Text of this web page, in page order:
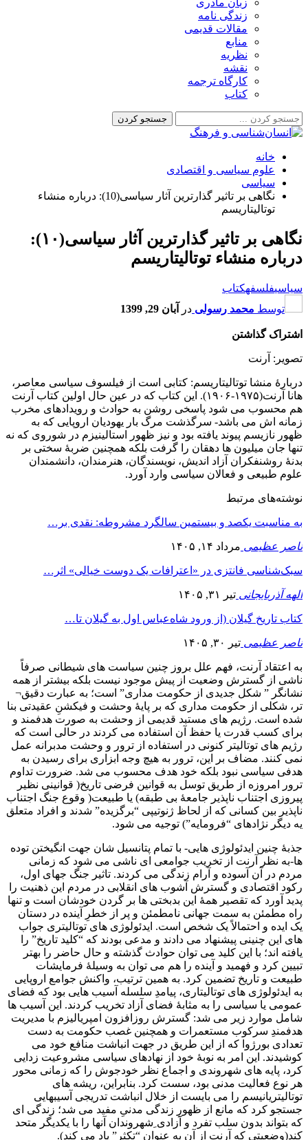
زبان مادری
زندگی نامه
مقالات قدیمی
منابع
نظریه
نقشه
کارگاه ترجمه
کتاب
خانه
علوم سیاسی و اقتصادی
سیاسی
نگاهی بر تاثیر گذارترین آثار سیاسی(10): درباره منشاء
توتالیتاریسم
نگاهی بر تاثیر گذارترین آثار سیاسی(۱۰):
درباره منشاء توتالیتاریسم
سیاسیفلسفهکتاب
توسط محمد رسولی در آبان 29, 1399
اشتراک گذاشتن
تصویر: آرنت
دربارۀ منشا توتالیتاریسم: کتابی است از فیلسوف سیاسی معاصر،
هانا آرنت(۱۹۷۵-۱۹۰۶). این کتاب که در عین حال اولین کتاب آرنت
هم محسوب می شود پاسخی روشن به حوادث و رویدادهای مخرب
زمانه اش می باشد- سرگذشت مرگ بار یهودیان اروپایی که به
ظهور نازیسم پیوند یافته بود و نیز ظهور استالینیزم در شوروی که نه
تنها جان میلیون ها دهقان را گرفت بلکه همچنین ضربۀ سختی بر
بدنۀ روشنفکران آزاد اندیش، نویسندگان، هنرمندان، دانشمندان
علوم طبیعی و فعالان سیاسی وارد آورد.
نوشته‌های مرتبط
به مناسبت یکصد و بیستمین سالگرد مشروطه: نقدی بر…
ناصر عظیمی مرداد ۱۴, ۱۴۰۵
سبک‌شناسی فانتزی در «اعترافات یک دوست خیالی» اثر…
الهه آذربایجانی تیر ۳۱, ۱۴۰۵
کتاب تاریخ گیلان (از ورود شاه‌عباس اول به گیلان تا…
ناصر عظیمی تیر ۳۰, ۱۴۰۵
به اعتقاد آرنت، فهم علل بروز چنین سیاست های شیطانی صرفاً
ناشی از گسترش وضعیت از پیش موجود نیست بلکه بیشتر از همه
نشانگر ” شکل جدیدی از حکومت مداری” است؛ به عبارت دقیق¬
تر، شکلی از حکومت مداری که بر پایۀ وحشت و فیکشنِ عقیدتی بنا
شده است. رژیم های مستبد قدیمی از وحشت به صورت هدفمند و
برای کسب قدرت یا حفظ آن استفاده می کردند در حالی است که
رژیم های توتالیتر کنونی در استفاده از ترور و وحشت مدبرانه عمل
نمی کنند. مضاف بر این، ترور به هیچ وجه ابزاری برای رسیدن به
هدفی سیاسی نبود بلکه خود هدف محسوب می شد. ضرورت تداوم
ترور امروزه از طریق توسل به قوانین فرضی تاریخ( قوانینی نظیر
پیروزی اجتناب ناپذیر جامعۀ بی طبقه) یا طبیعت( وقوع جنگ اجتناب
ناپذیر بین کسانی که از لحاظ ژنوتیپی “برگزیده” شدند و افراد متعلق
یه دیگر نژادهای “فرومایه”) توجیه می شود.
جذبۀ چنین ایدئولوژی هایی- با تمام پتانسیل شان جهت انگیختن توده
ها-به نظر آرنت از تخریب جوامعی ای ناشی می شود که زمانی
مردم در آن آسوده و آرام زندگی می کردند. تاثیر جنگ جهای اول،
رکود اقتصادی و گسترش آشوب های انقلابی در مردم این ذهنیت را
پدید آورد که تقصیر همۀ این بدبختی ها بر گردن خودشان است و تنها
راه مطمئن به سمت جهانی نامطمئن و پر از خطرِ آینده در دستان
یک ایده و احتمالاً یک شخص است. ایدئولوژی های توتالیتری جواب
های این چنینی پیشنهاد می دادند و مدعی بودند که “کلید تاریخ” را
یافته اند؛ با این کلید می توان حوادث گذشته و حال حاضر را بهتر
تبیین کرد و فهمید و آینده را هم می توان به وسیلۀ فرمایشات
طبیعت و تاریخ تضمین کرد. به همین ترتیب، واکنش جوامع اروپایی
به ایدئولوژی های توتالیتاری، پیامدِ سلسله آسیب هایی بود که فضای
عمومی یا سیاسی را به مثابۀ فضای آزاد تخریب کردند. این آسیب ها
شامل موارد زیر می شد: گسترش روزافزون امپریالیزم با مدیریت
هدفمندِ سرکوب مستعمرات و همچنین غصب حکومت به دست
تعدادی بورژوا که از این طریق در جهت انباشت منافع خود می
کوشیدند. این امر به نوبۀ خود از نهادهای سیاسی مشروعیت زدایی
کرد، پایه های شهروندی و اجماع نظر خودجوش را که زمانی محور
هر نوع فعالیت مدنی بود، سست کرد. بنابراین، ریشه های
توتالیتریانیسم را می بایست از خلال انباشت تدریجی آسیبهایی
جستجو کرد که مانع از ظهورِ زندگی مدنیِ مفید می شد؛ زندگی ای
که بتواند بدون سلب تفرد و آزادی ِشهروندان آنها را با یکدیگر متحد
کند(وضعیتی که آرنت از آن به عنوان “تکثر” یاد می کند).